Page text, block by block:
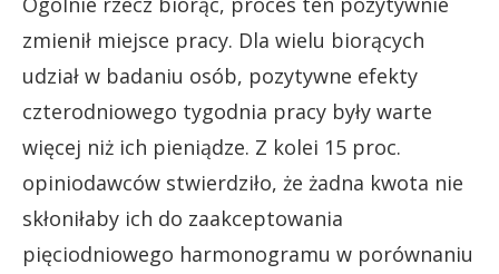
zmienił miejsce pracy. Dla wielu biorących
udział w badaniu osób, pozytywne efekty
czterodniowego tygodnia pracy były warte
więcej niż ich pieniądze. Z kolei 15 proc.
opiniodawców stwierdziło, że żadna kwota nie
skłoniłaby ich do zaakceptowania
pięciodniowego harmonogramu w porównaniu